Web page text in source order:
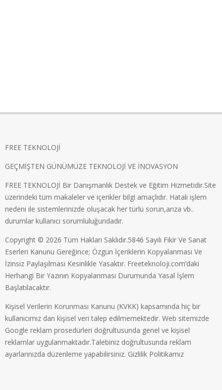
FREE TEKNOLOJİ
GEÇMİŞTEN GÜNÜMÜZE TEKNOLOJİ VE İNOVASYON
FREE TEKNOLOJİ Bir Danışmanlık Destek ve Eğitim Hizmetidir.Site
üzerindeki tüm makaleler ve içerikler bilgi amaçlıdır. Hatalı işlem
nedeni ile sistemlerinizde oluşacak her türlü sorun,arıza vb..
durumlar kullanıcı sorumluluğundadır.
Copyright © 2026 Tüm Hakları Saklıdır.5846 Sayılı Fikir Ve Sanat
Eserleri Kanunu Gereğince; Özgün İçeriklerin Kopyalanması Ve
İzinsiz Paylaşılması Kesinlikle Yasaktır. Freeteknoloji.com’daki
Herhangi Bir Yazının Kopyalanması Durumunda Yasal İşlem
Başlatılacaktır.
Kişisel Verilerin Korunması Kanunu (KVKK) kapsamında hiç bir
kullanıcımız dan kişisel veri talep edilmemektedir. Web sitemizde
Google reklam prosedürleri doğrultusunda genel ve kişisel
reklamlar uygulanmaktadır.Talebiniz doğrultusunda reklam
ayarlarınızda düzenleme yapabilirsiniz. Gizlilik Politikamız